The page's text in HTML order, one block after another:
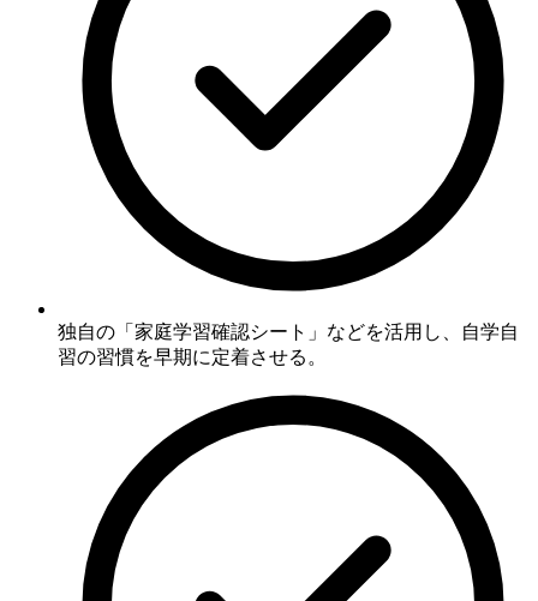
独自の「家庭学習確認シート」などを活用し、
自学自
習の習慣を早期に定着させる 。